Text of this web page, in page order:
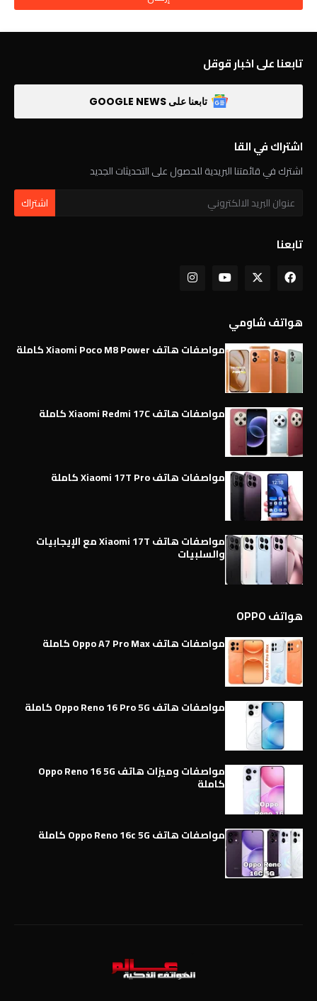
تابعنا على اخبار قوقل
تابعنا على GOOGLE NEWS
اشتراك في القا
اشترك في قائمتنا البريدية للحصول على التحديثات الجديد
تابعنا
هواتف شاومي
مواصفات هاتف Xiaomi Poco M8 Power كاملة
مواصفات هاتف Xiaomi Redmi 17C كاملة
مواصفات هاتف Xiaomi 17T Pro كاملة
مواصفات هاتف Xiaomi 17T مع الإيجابيات
والسلبيات
هواتف OPPO
مواصفات هاتف Oppo A7 Pro Max كاملة
مواصفات هاتف Oppo Reno 16 Pro 5G كاملة
مواصفات وميزات هاتف Oppo Reno 16 5G
كاملة
مواصفات هاتف Oppo Reno 16c 5G كاملة